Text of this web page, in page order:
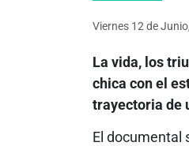
Viernes 12 de
La vida, los
chica con el
trayectoria de
El documental